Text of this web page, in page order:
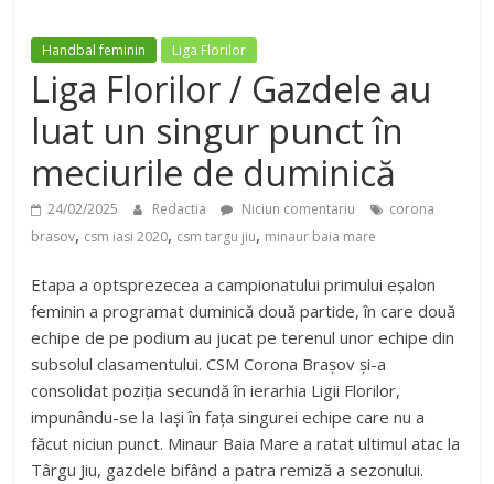
Handbal feminin Liga Florilor
Liga Florilor / Gazdele au
luat un singur punct în
meciurile de duminică
24/02/2025 Redactia Niciun comentariu
corona
brasov, csm iasi 2020, csm targu jiu, minaur baia mare
Etapa a optsprezecea a campionatului primului eșalon
feminin a programat duminică două partide, în care două
echipe de pe podium au jucat pe terenul unor echipe din
subsolul clasamentului. CSM Corona Brașov și-a
consolidat poziția secundă în ierarhia Ligii Florilor,
impunându-se la Iași în fața singurei echipe care nu a
făcut niciun punct. Minaur Baia Mare a ratat ultimul atac la
Târgu Jiu, gazdele bifând a patra remiză a sezonului.